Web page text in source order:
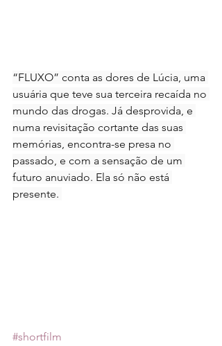
“FLUXO” conta as dores de Lúcia, uma
usuária que teve sua terceira recaída no
mundo das drogas. Já desprovida, e
numa revisitação cortante das suas
memórias, encontra-se presa no
passado, e com a sensação de um
futuro anuviado. Ela só não está
presente.
#shortfilm